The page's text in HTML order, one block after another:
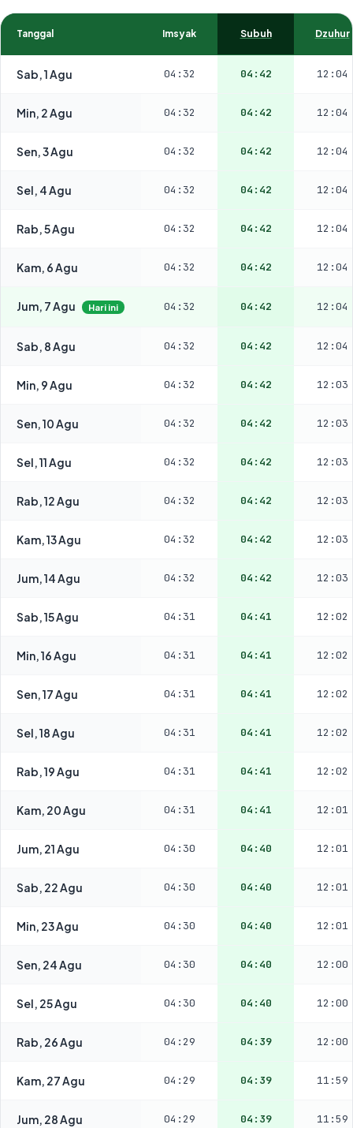
Tanggal Imsyak Subuh Dzuhur
Sab, 1 Agu 04:32 04:42 12:04
Min, 2 Agu 04:32 04:42 12:04
Sen, 3 Agu 04:32 04:42 12:04
Sel, 4 Agu 04:32 04:42 12:04
Rab, 5 Agu 04:32 04:42 12:04
Kam, 6 Agu 04:32 04:42 12:04
Jum, 7 Agu Hari ini 04:32 04:42 12:04
Sab, 8 Agu 04:32 04:42 12:04
Min, 9 Agu 04:32 04:42 12:03
Sen, 10 Agu 04:32 04:42 12:03
Sel, 11 Agu 04:32 04:42 12:03
Rab, 12 Agu 04:32 04:42 12:03
Kam, 13 Agu 04:32 04:42 12:03
Jum, 14 Agu 04:32 04:42 12:03
Sab, 15 Agu 04:31 04:41 12:02
Min, 16 Agu 04:31 04:41 12:02
Sen, 17 Agu 04:31 04:41 12:02
Sel, 18 Agu 04:31 04:41 12:02
Rab, 19 Agu 04:31 04:41 12:02
Kam, 20 Agu 04:31 04:41 12:01
Jum, 21 Agu 04:30 04:40 12:01
Sab, 22 Agu 04:30 04:40 12:01
Min, 23 Agu 04:30 04:40 12:01
Sen, 24 Agu 04:30 04:40 12:00
Sel, 25 Agu 04:30 04:40 12:00
Rab, 26 Agu 04:29 04:39 12:00
Kam, 27 Agu 04:29 04:39 11:59
Jum, 28 Agu 04:29 04:39 11:59